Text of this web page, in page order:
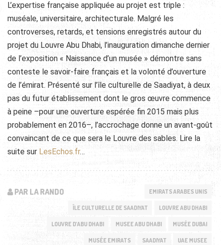
L’expertise française appliquée au projet est triple :
muséale, universitaire, architecturale. Malgré les
controverses, retards, et tensions enregistrés autour du
projet du Louvre Abu Dhabi, l’inauguration dimanche dernier
de l’exposition « Naissance d’un musée » démontre sans
conteste le savoir-faire français et la volonté d’ouverture
de l’émirat. Présenté sur l’île culturelle de Saadiyat, à deux
pas du futur établissement dont le gros œuvre commence
à peine –pour une ouverture espérée fin 2015 mais plus
probablement en 2016–, l’accrochage donne un avant-goût
convaincant de ce que sera le Louvre des sables. Lire la
suite sur LesEchos.fr…
PAR LA RANDO EMIRATS ARABES UNIS
ÎLE CULTURELLE DE SAADIYAT LOUVRE ABU DHABI
LOUVRE D’ABU DHABI MUSEE ABU DHABI MUSÉE DUBAI
MUSÉE EMIRATS SAADIYAT UAE MUSEE